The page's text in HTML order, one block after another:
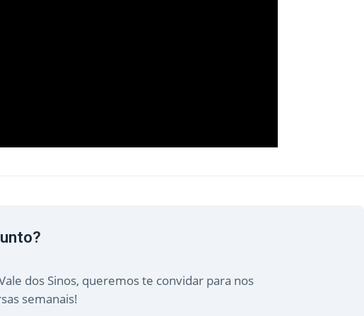
dos Sinos, queremos te convidar para nos
semanais!